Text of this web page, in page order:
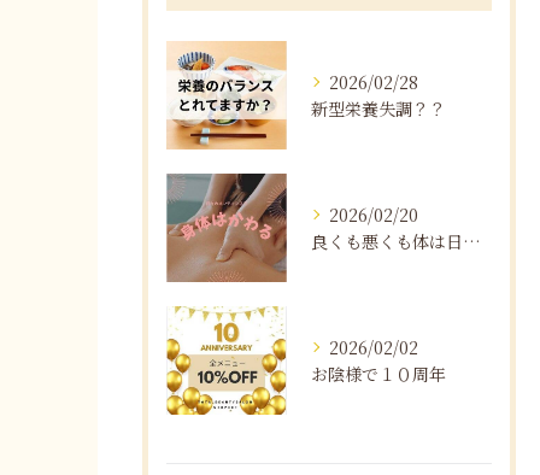
2026/02/28
新型栄養失調？？
2026/02/20
良くも悪くも体は日々変化する
2026/02/02
お陰様で１０周年